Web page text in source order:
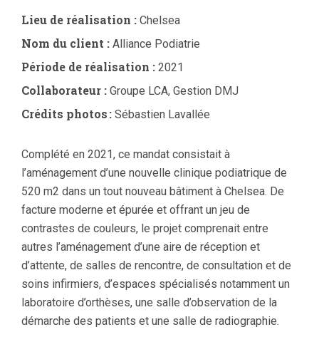
Lieu de réalisation : Chelsea
Nom du client : Alliance Podiatrie
Période de réalisation : 2021
Collaborateur : Groupe LCA, Gestion DMJ
Crédits photos : Sébastien Lavallée
Complété en 2021, ce mandat consistait à
l’aménagement d’une nouvelle clinique podiatrique de
520 m2 dans un tout nouveau bâtiment à Chelsea. De
facture moderne et épurée et offrant un jeu de
contrastes de couleurs, le projet comprenait entre
autres l’aménagement d’une aire de réception et
d’attente, de salles de rencontre, de consultation et de
soins infirmiers, d’espaces spécialisés notamment un
laboratoire d’orthèses, une salle d’observation de la
démarche des patients et une salle de radiographie.